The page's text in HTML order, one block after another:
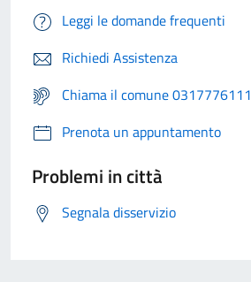
Leggi le domande frequenti
Richiedi Assistenza
Chiama il comune 0317776111
Prenota un appuntamento
Problemi in città
Segnala disservizio